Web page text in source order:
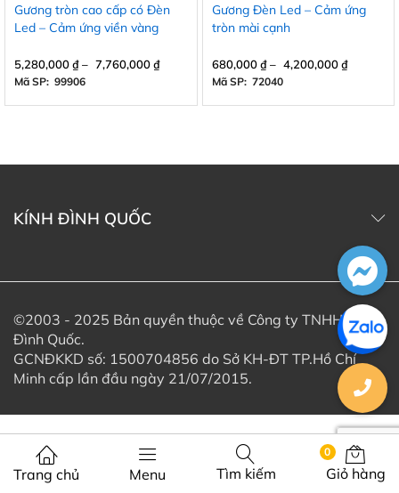
Gương tròn cao cấp có Đèn
Led – Cảm ứng viền vàng
5,280,000₫– 7,760,000₫
Mã SP: 99906
Gương Đèn Led – Cảm ứng
tròn mài cạnh
680,000₫– 4,200,000₫
Mã SP: 72040
KÍNH ĐÌNH QUỐC
©2003 - 2025 Bản quyền thuộc về Công ty TNHH Kính
Đình Quốc.
GCNĐKKD số: 1500704856 do Sở KH-ĐT TP.Hồ Chí
Minh cấp lần đầu ngày 21/07/2015.
Trang chủ Menu Tìm kiếm
0
Giỏ hàng